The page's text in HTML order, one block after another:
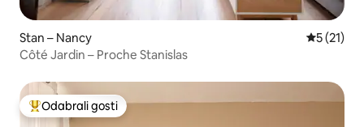
Stan – Nancy Prosječna
5 (21)
Côté Jardin – Proche Stanislas
Među najviše rangiranima s oznakom „Odabrali gosti”
Odabrali gosti